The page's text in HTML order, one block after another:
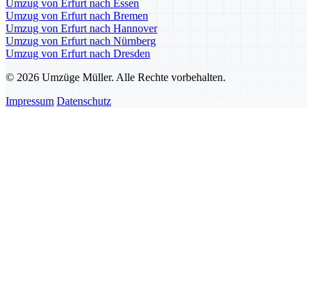
Umzug von Erfurt nach Essen
Umzug von Erfurt nach Bremen
Umzug von Erfurt nach Hannover
Umzug von Erfurt nach Nürnberg
Umzug von Erfurt nach Dresden
© 2026 Umzüge Müller. Alle Rechte vorbehalten.
Impressum Datenschutz